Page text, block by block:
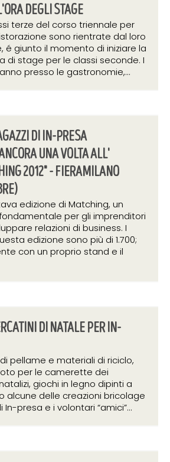
DEGLI STAGE
terze del corso triennale per
sono rientrate dal loro
é giunto il momento di iniziare la
di stage per le classi seconde. I
presso le gastronomie,...
DI IN-PRESA
UNA VOLTA ALL'
2012" - FIERAMILANO
edizione di Matching, un
per gli imprenditori
relazioni di business. I
edizione sono più di 1.700;
con un proprio stand e il
DI NATALE PER IN-
pellame e materiali di riciclo,
per le camerette dei
giochi in legno dipinti a
alcune delle creazioni bricolage
presa e i volontari “amici”...